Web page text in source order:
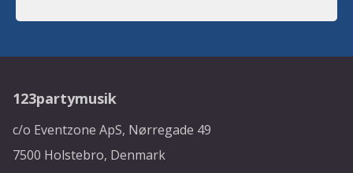
123partymusik
c/o Eventzone ApS, Nørregade 49
7500 Holstebro, Denmark